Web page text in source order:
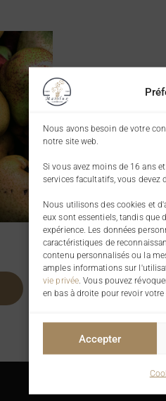
Nous avons besoin de votre
notre site web.
Si vous avez moins de 16 ans
services facultatifs, vous devez
Nous utilisons des cookies et
eux sont essentiels, tandis que
expérience. Les données
caractéristiques de
contenu personnalisés ou la
amples informations sur
vie privée . Vous pouvez
en bas à droite pour revoir
Accepter